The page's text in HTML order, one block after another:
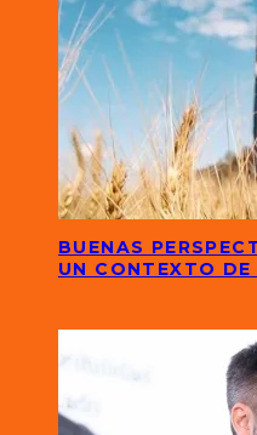
BUENAS
UN CONTEXTO DE